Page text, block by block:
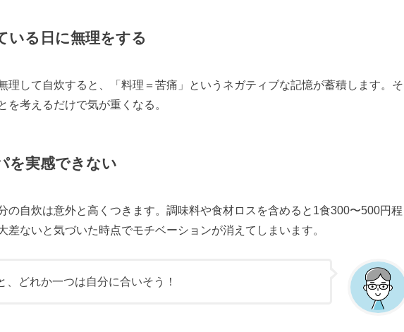
いる日に無理をする
理して自炊すると、「料理＝苦痛」というネガティブな記憶が蓄積します。そ
を考えるだけで気が重くなる。
を実感できない
の自炊は意外と高くつきます。調味料や食材ロスを含めると1食300〜500円程
差ないと気づいた時点でモチベーションが消えてしまいます。
、どれか一つは自分に合いそう！